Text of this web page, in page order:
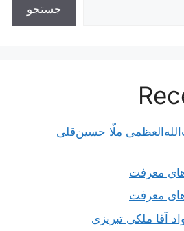
جستجو
ملّا حسین‌قلی
معرفت
معرفت
آقا ملکی تبریزی